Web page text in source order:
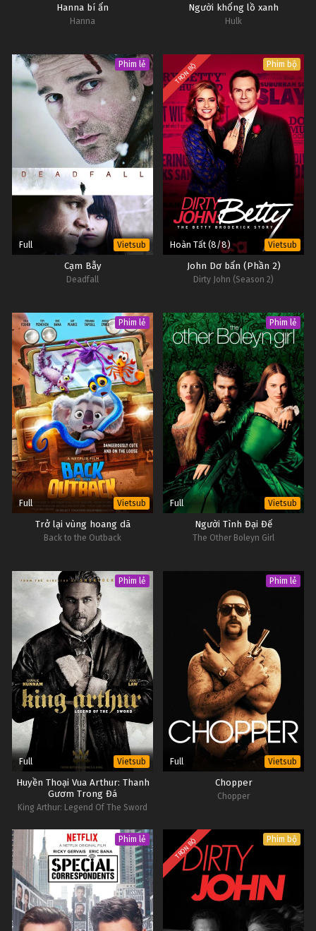
Hanna bí ẩn
Hanna
Người khổng lồ xanh
Hulk
Phim lẻ
Full Vietsub
Cạm Bẫy
Deadfall
TRỌN BỘ Phim bộ
Hoàn Tất (8/8) Vietsub
John Dơ bẩn (Phần 2)
Dirty John (Season 2)
Phim lẻ
Full Vietsub
Trở lại vùng hoang dã
Back to the Outback
Phim lẻ
Full Vietsub
Người Tình Đại Đế
The Other Boleyn Girl
Phim lẻ
Full Vietsub
Huyền Thoại Vua Arthur: Thanh
Gươm Trong Đá
King Arthur: Legend Of The Sword
Phim lẻ
Full Vietsub
Chopper
Chopper
Phim lẻ TRỌN BỘ Phim bộ